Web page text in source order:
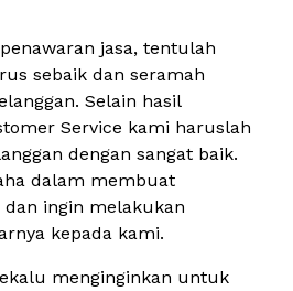
jasa, tentulah
sebaik dan seramah
Selain hasil
Service kami haruslah
dengan sangat baik.
dalam membuat
dan ingin melakukan
kepada kami.
menginginkan untuk